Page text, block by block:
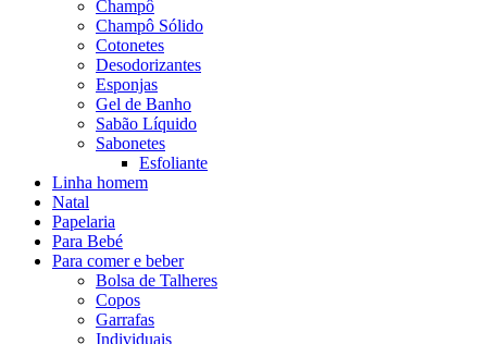
Champô
Champô Sólido
Cotonetes
Desodorizantes
Esponjas
Gel de Banho
Sabão Líquido
Sabonetes
Esfoliante
Linha homem
Natal
Papelaria
Para Bebé
Para comer e beber
Bolsa de Talheres
Copos
Garrafas
Individuais